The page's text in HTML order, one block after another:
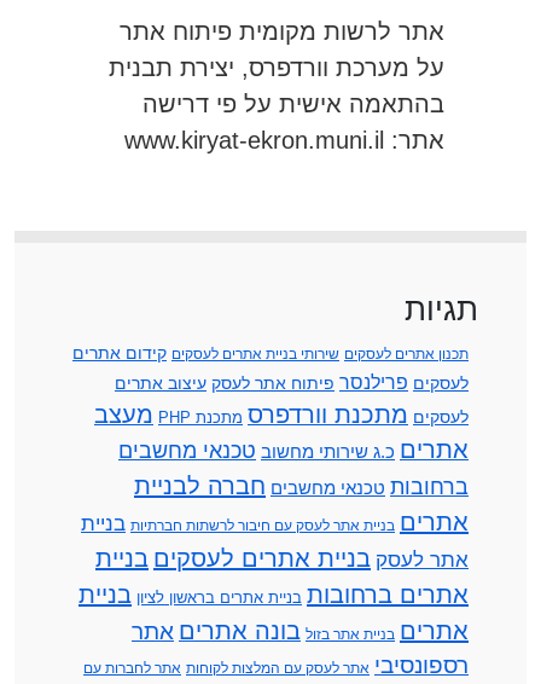
אתר לרשות מקומית פיתוח אתר
על מערכת וורדפרס, יצירת תבנית
בהתאמה אישית על פי דרישה
אתר: www.kiryat-ekron.muni.il
תגיות
תכנון אתרים לעסקים שירותי בניית אתרים לעסקים קידום אתרים
לעסקים פרילנסר פיתוח אתר לעסק עיצוב אתרים
לעסקים מתכנת וורדפרס מתכנת PHP
מעצב
אתרים כ.ג שירותי מחשוב טכנאי מחשבים
ברחובות טכנאי מחשבים חברה לבניית
אתרים בניית אתר לעסק עם חיבור לרשתות חברתיות בניית
אתר לעסק בניית אתרים לעסקים בניית
אתרים ברחובות בניית אתרים בראשון לציון בניית
אתרים בניית אתר בזול בונה אתרים אתר
רספונסיבי אתר לעסק עם המלצות לקוחות אתר לחברות עם